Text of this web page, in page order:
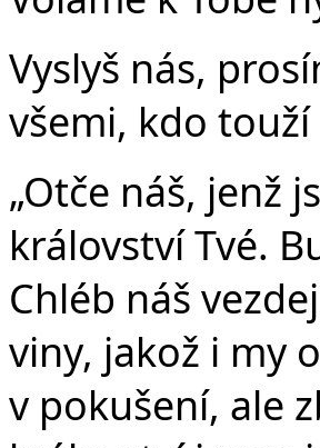
Vyslyš nás,
všemi, kdo
„Otče náš, jenž
království Tvé.
Chléb náš
viny, jakož i my
v pokušení, ale